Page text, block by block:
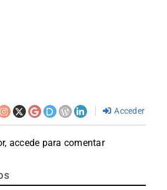
Acceder
accede para comentar